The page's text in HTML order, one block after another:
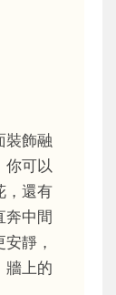
裝飾融
你可以
，還有
奔中間
靜，
牆上的